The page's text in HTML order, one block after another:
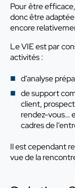
Pour être
donc être
encore
Le VIE est par
activités :
d’analyse
de support
client,
rendez-vous…
cadres de
Il est cependant
vue de la